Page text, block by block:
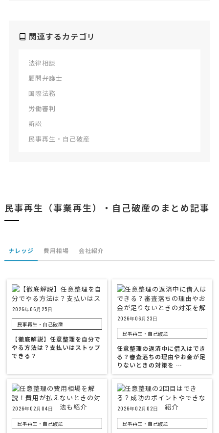
関連するカテゴリ
法律相談
顧問弁護士
国際法務
労働審判
訴訟
民事再生・自己破産
民事再生（事業再生）・自己破産のまとめ記事
ナレッジ 費用相場 会社紹介
2026年06月25日
民事再生・自己破産
【徹底解説】任意整理を自分で
やる方法は？支払いはストップ
できる？
2026年06月23日
民事再生・自己破産
任意整理の返済中に借入はでき
る？審査落ちの理由やお金が足
りないときの対策を …
2026年02月04日
民事再生・自己破産
2026年02月02日
民事再生・自己破産